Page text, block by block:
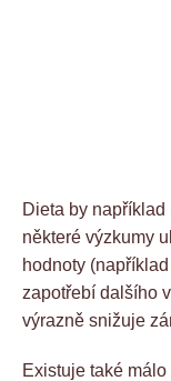
Dieta by
některé výzkumy
hodnoty (například
zapotřebí dalšího
výrazně snižuje
Existuje také